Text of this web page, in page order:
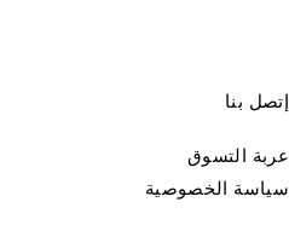
إتصل بنا
عربة التسوق
سياسة الخصوصية